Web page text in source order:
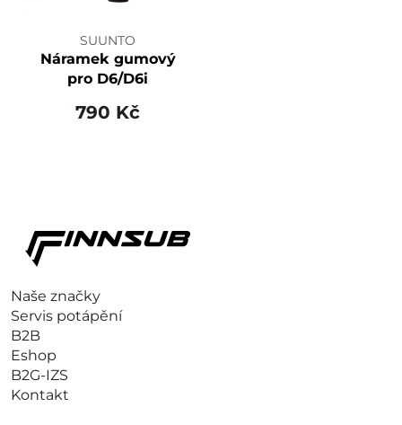
SUUNTO
Náramek gumový
pro D6/D6i
790 Kč
Naše značky
Servis potápění
B2B
Eshop
B2G-IZS
Kontakt